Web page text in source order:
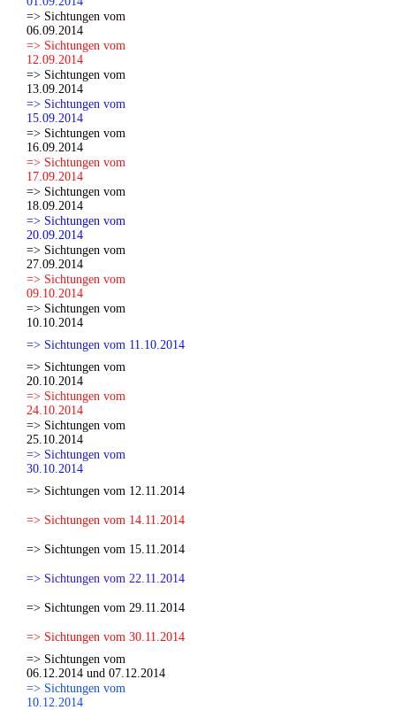
=> Sichtungen vom
06.09.2014
=> Sichtungen vom
12.09.2014
=> Sichtungen vom
13.09.2014
=> Sichtungen vom
15.09.2014
=> Sichtungen vom
16.09.2014
=> Sichtungen vom
17.09.2014
=> Sichtungen vom
18.09.2014
=> Sichtungen vom
20.09.2014
=> Sichtungen vom
27.09.2014
=> Sichtungen vom
09.10.2014
=> Sichtungen vom
10.10.2014
=> Sichtungen vom 11.10.2014
=> Sichtungen vom
20.10.2014
=> Sichtungen vom
24.10.2014
=> Sichtungen vom
25.10.2014
=> Sichtungen vom
30.10.2014
=> Sichtungen vom 12.11.2014
=> Sichtungen vom 14.11.2014
=> Sichtungen vom 15.11.2014
=> Sichtungen vom 22.11.2014
=> Sichtungen vom 29.11.2014
=> Sichtungen vom 30.11.2014
=> Sichtungen vom
06.12.2014 und 07.12.2014
=> Sichtungen vom
10.12.2014